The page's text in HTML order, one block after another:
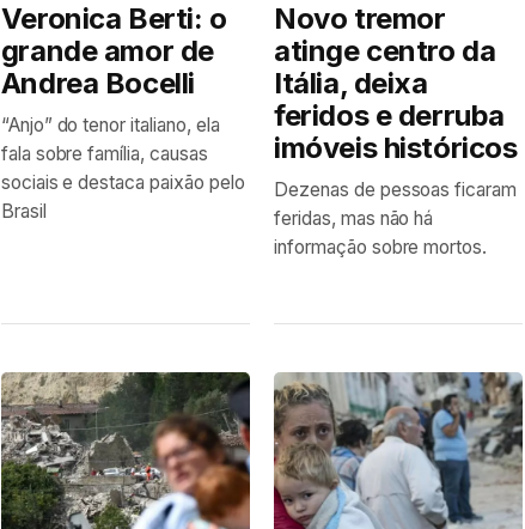
Veronica Berti: o
grande amor de
Andrea Bocelli
“Anjo” do tenor italiano, ela
fala sobre família, causas
sociais e destaca paixão pelo
Brasil
Novo tremor
atinge centro da
Itália, deixa
feridos e derruba
imóveis históricos
Dezenas de pessoas ficaram
feridas, mas não há
informação sobre mortos.